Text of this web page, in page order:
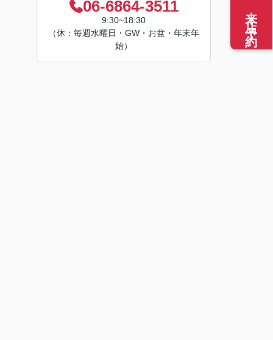
06-6864-3511
9:30~18:30
（休：毎週水曜日・GW・お盆・年末年
始）
来店予約